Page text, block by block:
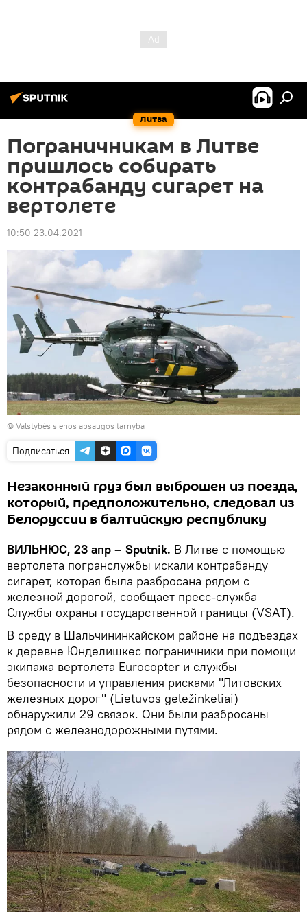
Литва
Пограничникам в Литве
пришлось собирать
контрабанду сигарет на
вертолете
10:50 23.04.2021
© Valstybės sienos apsaugos tarnyba
Подписаться
Незаконный груз был выброшен из поезда,
который, предположительно, следовал из
Белоруссии в балтийскую республику
ВИЛЬНЮС, 23 апр – Sputnik. В Литве с помощью
вертолета погранслужбы искали контрабанду
сигарет, которая была разбросана рядом с
железной дорогой, сообщает пресс-служба
Службы охраны государственной границы (VSAT).
В среду в Шальчининкайском районе на подъездах
к деревне Юнделишкес пограничники при помощи
экипажа вертолета Eurocopter и службы
безопасности и управления рисками "Литовских
железных дорог" (Lietuvos geležinkeliai)
обнаружили 29 связок. Они были разбросаны
рядом с железнодорожными путями.